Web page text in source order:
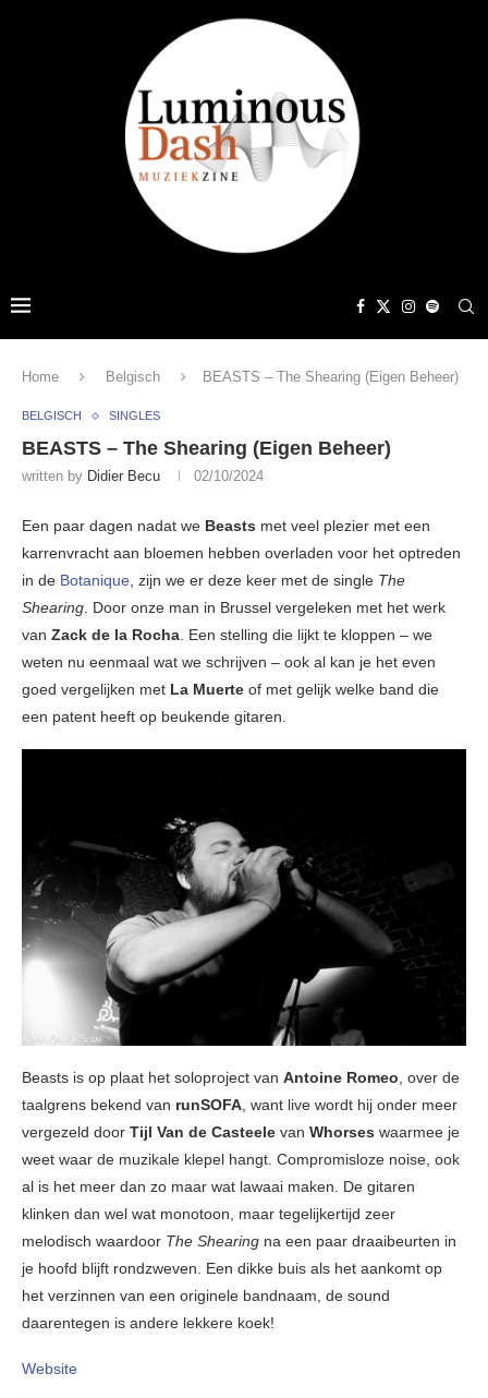
Home Belgisch BEASTS – The Shearing (Eigen Beheer)
BELGISCH SINGLES
BEASTS – The Shearing (Eigen Beheer)
written by Didier Becu 02/10/2024
Een paar dagen nadat we Beasts met veel plezier met een
karrenvracht aan bloemen hebben overladen voor het optreden
in de Botanique, zijn we er deze keer met de single The
Shearing. Door onze man in Brussel vergeleken met het werk
van Zack de la Rocha. Een stelling die lijkt te kloppen – we
weten nu eenmaal wat we schrijven – ook al kan je het even
goed vergelijken met La Muerte of met gelijk welke band die
een patent heeft op beukende gitaren.
Beasts is op plaat het soloproject van Antoine Romeo, over de
taalgrens bekend van runSOFA, want live wordt hij onder meer
vergezeld door Tijl Van de Casteele van Whorses waarmee je
weet waar de muzikale klepel hangt. Compromisloze noise, ook
al is het meer dan zo maar wat lawaai maken. De gitaren
klinken dan wel wat monotoon, maar tegelijkertijd zeer
melodisch waardoor The Shearing na een paar draaibeurten in
je hoofd blijft rondzweven. Een dikke buis als het aankomt op
het verzinnen van een originele bandnaam, de sound
daarentegen is andere lekkere koek!
Website